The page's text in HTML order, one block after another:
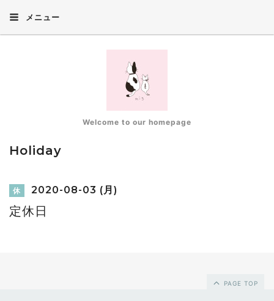
メニュー
Welcome to our homepage
Holiday
休 2020-08-03 (月)
定休日
PAGE TOP